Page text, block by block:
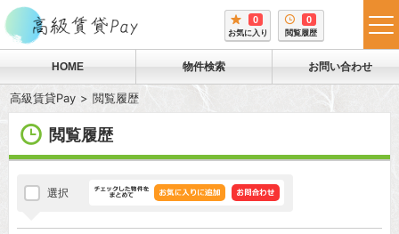
0
お気に入り
0
閲覧履歴
HOME 物件検索 お問い合わせ
高級賃貸Pay 閲覧履歴
閲覧履歴
選択